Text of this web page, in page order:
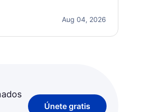
Aug 04, 2026
Únete gratis